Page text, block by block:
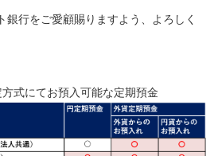
行をご愛顧賜りますよう、よろしく
式にてお預入可能な定期預金